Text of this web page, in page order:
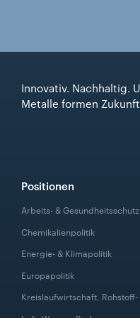
Innovativ. Nachhaltig.
Metalle formen
Positionen
Arbeits- & Gesundheitsschutz
Chemikalienpolitik
Energie- & Klimapolitik
Europapolitik
Kreislaufwirtschaft,